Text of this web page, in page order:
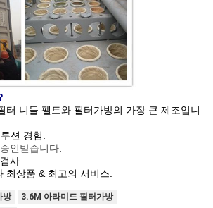
터 니들 펠트와 필터가방의 가장 큰 제조입니
션 경험.
승인받습니다.
사.
최상품 & 최고의 서비스.
방
3.6M 아라미드 필터가방